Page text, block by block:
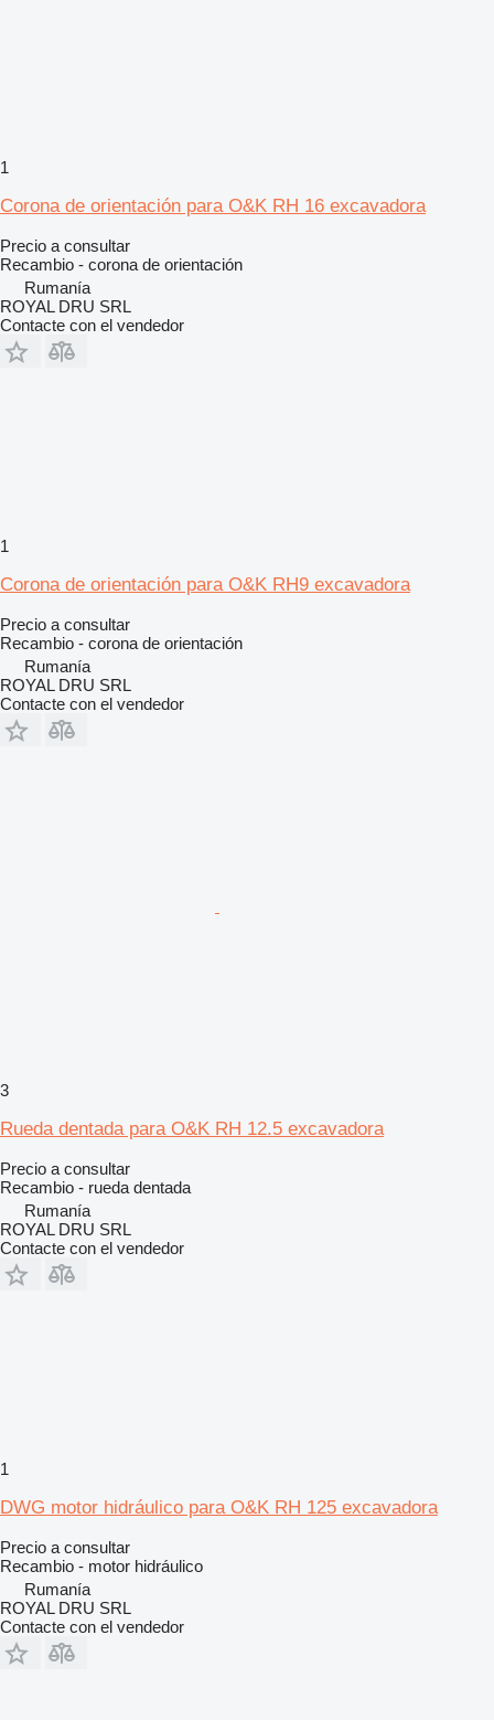
1
Corona de orientación para O&K RH 16 excavadora
Precio a consultar
Recambio - corona de orientación
Rumanía
ROYAL DRU SRL
Contacte con el vendedor
1
Corona de orientación para O&K RH9 excavadora
Precio a consultar
Recambio - corona de orientación
Rumanía
ROYAL DRU SRL
Contacte con el vendedor
3
Rueda dentada para O&K RH 12.5 excavadora
Precio a consultar
Recambio - rueda dentada
Rumanía
ROYAL DRU SRL
Contacte con el vendedor
1
DWG motor hidráulico para O&K RH 125 excavadora
Precio a consultar
Recambio - motor hidráulico
Rumanía
ROYAL DRU SRL
Contacte con el vendedor